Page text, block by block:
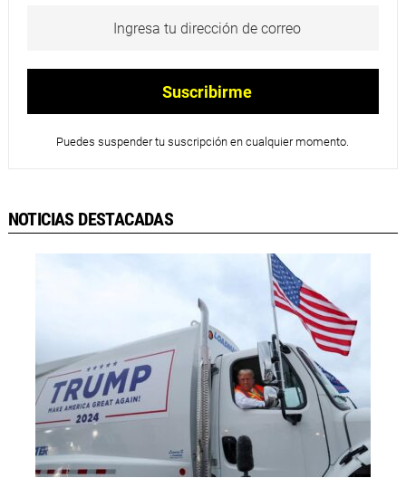
Puedes suspender tu suscripción en cualquier momento.
NOTICIAS DESTACADAS